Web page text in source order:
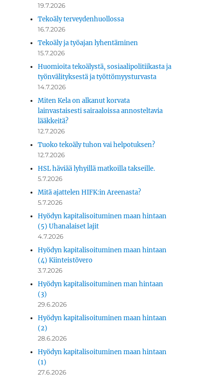
19.7.2026
Tekoäly terveydenhuollossa
16.7.2026
Tekoäly ja työajan lyhentäminen
15.7.2026
Huomioita tekoälystä, sosiaalipolitiikasta ja
työnvälityksestä ja työttömyysturvasta
14.7.2026
Miten Kela on alkanut korvata
lainvastaisesti sairaaloissa annosteltavia
lääkkeitä?
12.7.2026
Tuoko tekoäly tuhon vai helpotuksen?
12.7.2026
HSL häviää lyhyillä matkoilla takseille.
5.7.2026
Mitä ajattelen HIFK:in Areenasta?
5.7.2026
Hyödyn kapitalisoituminen maan hintaan
(5) Uhanalaiset lajit
4.7.2026
Hyödyn kapitalisoituminen maan hintaan
(4) Kiinteistövero
3.7.2026
Hyödyn kapitalisoituminen man hintaan
(3)
29.6.2026
Hyödyn kapitalisoituminen maan hintaan
(2)
28.6.2026
Hyödyn kapitalisoituminen maan hintaan
(1)
27.6.2026